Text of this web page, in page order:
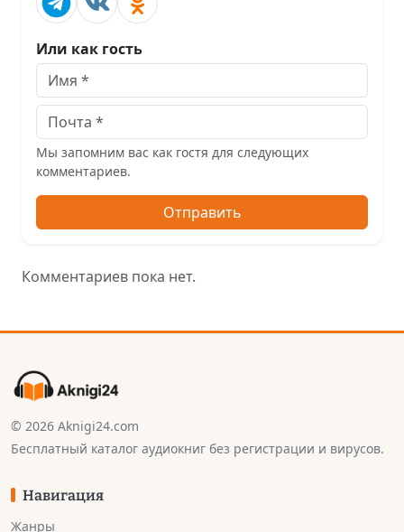
Или как гость
Мы запомним вас как гостя для следующих
комментариев.
Отправить
Комментариев пока нет.
© 2026 Aknigi24.com
Бесплатный каталог аудиокниг без регистрации и вирусов.
Навигация
Жанры